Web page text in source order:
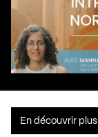
En découvrir plus